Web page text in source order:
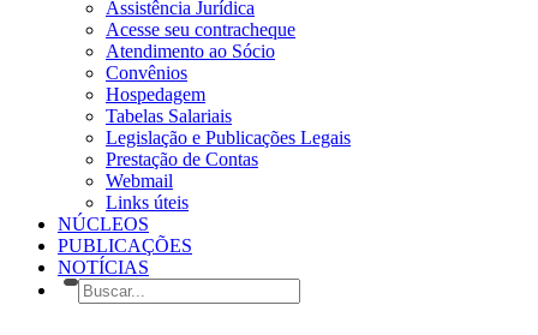
Assistência Jurídica
Acesse seu contracheque
Atendimento ao Sócio
Convênios
Hospedagem
Tabelas Salariais
Legislação e Publicações Legais
Prestação de Contas
Webmail
Links úteis
NÚCLEOS
PUBLICAÇÕES
NOTÍCIAS